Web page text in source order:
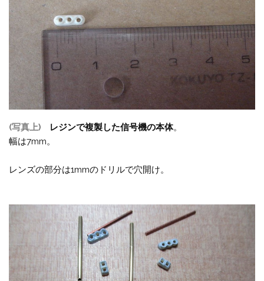
(写真上) レジンで複製した信号機の本体。
幅は7mm。
レンズの部分は1mmのドリルで穴開け。